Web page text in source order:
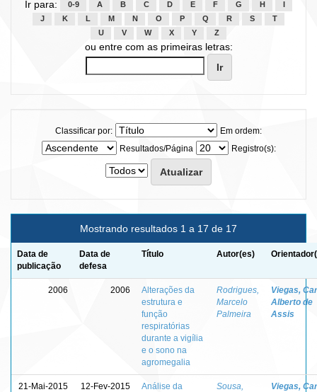
Ir para: 0-9 A B C D E F G H
J
K L M N O P Q R S
T
U
V W X Y Z
ou entre com as primeiras letras:
Classificar por:
Em ordem:
Resultados/Página
Registro(s):
Mostrando resultados 1 a 17 de 17
Data de
publicação
Data de
defesa
Título Autor(es)
2006 2006
Alterações da
estrutura e
função
respiratórias
durante a vigília
e o sono na
agromegalia
Rodrigues,
Marcelo
Palmeira
Viegas,
Alberto de
Assis
21-Mai-2015 12-Fev-2015
Análise da
Sousa,
Viegas,